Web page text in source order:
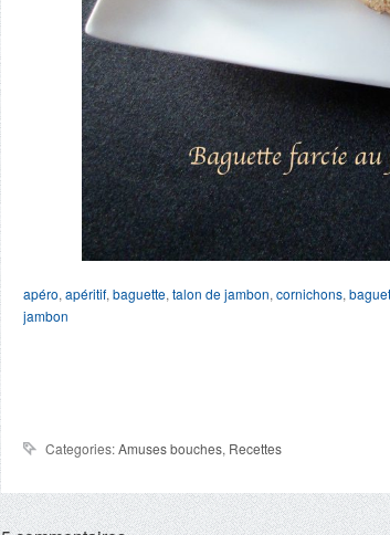
apéro, apéritif, baguette, talon de jambon, cornichons,
jambon
Categories:Amuses bouches, Recettes